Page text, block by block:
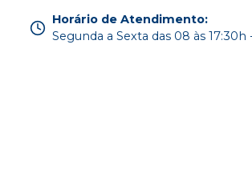
Horário de Atendimento:
Segunda a Sexta das 08 às 17:30h